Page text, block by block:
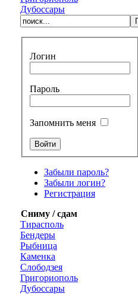
Дубоссары
Логин
Пароль
Запомнить меня
Забыли пароль?
Забыли логин?
Регистрация
Сниму / сдам
Тирасполь
Бендеры
Рыбница
Каменка
Слободзея
Григориополь
Дубоссары